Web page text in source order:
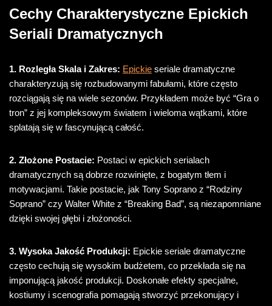
Cechy Charakterystyczne Epickich
Seriali Dramatycznych
1. Rozległa Skala i Zakres: Epickie seriale dramatyczne
charakteryzują się rozbudowanymi fabułami, które często
rozciągają się na wiele sezonów. Przykładem może być “Gra o
tron” z jej kompleksowym światem i wieloma wątkami, które
splatają się w fascynującą całość.
2. Złożone Postacie: Postaci w epickich serialach
dramatycznych są dobrze rozwinięte, z bogatym tłem i
motywacjami. Takie postacie, jak Tony Soprano z “Rodziny
Soprano” czy Walter White z “Breaking Bad”, są niezapomniane
dzięki swojej głębi i złożoności.
3. Wysoka Jakość Produkcji: Epickie seriale dramatyczne
często cechują się wysokim budżetem, co przekłada się na
imponującą jakość produkcji. Doskonałe efekty specjalne,
kostiumy i scenografia pomagają stworzyć przekonujący i